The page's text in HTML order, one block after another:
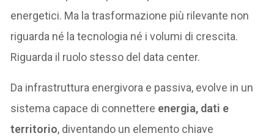
energetici. Ma la trasformazione più rilevante non
riguarda né la tecnologia né i volumi di crescita.
Riguarda il ruolo stesso del data center.
Da infrastruttura energivora e passiva, evolve in un
sistema capace di connettere energia, dati e
territorio, diventando un elemento chiave